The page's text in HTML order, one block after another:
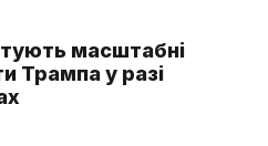
масштабні
Трампа у разі